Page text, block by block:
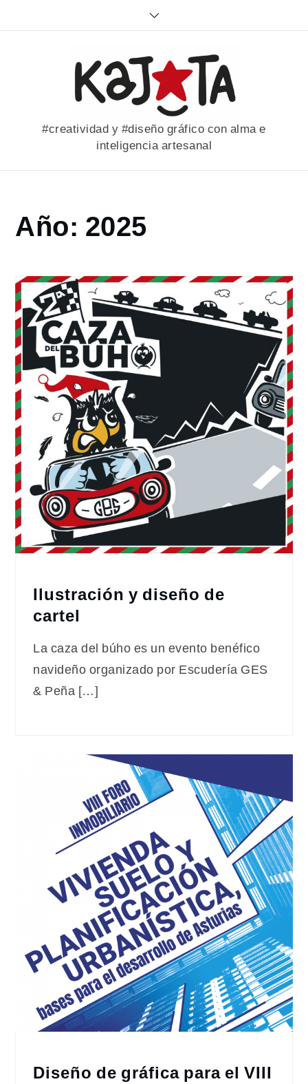
#creatividad y #diseño gráfico con alma e
inteligencia artesanal
Home
2025
Año: 2025
Ilustración y diseño de
cartel
La caza del búho es un evento benéfico
navideño organizado por Escudería GES
& Peña […]
Diseño de gráfica para el VIII